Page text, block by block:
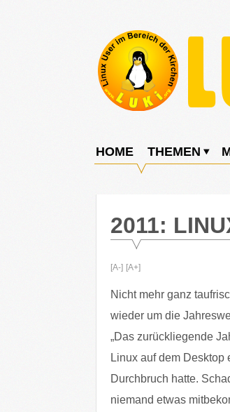
E.V.
User
Bereich
Kirchen
HOME THEMEN
2011:
[A-] [A+]
Nicht mehr ganz
wieder um die
„Das zurückliegende
Linux auf dem Desktop
Durchbruch hatte.
niemand etwas